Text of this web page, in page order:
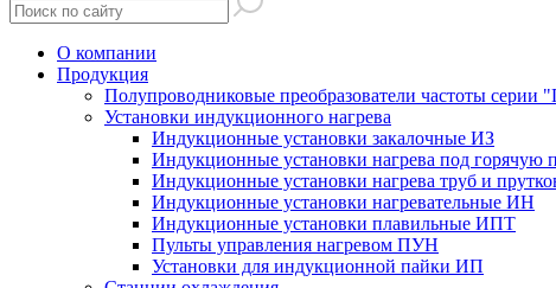
О компании
Продукция
Полупроводниковые преобразователи частоты
Установки индукционного нагрева
Индукционные установки закалочные ИЗ
Индукционные установки нагрева под
Индукционные установки нагрева труб и
Индукционные установки нагревательные ИН
Индукционные установки плавильные ИПТ
Пульты управления нагревом ПУН
Установки для индукционной пайки ИП